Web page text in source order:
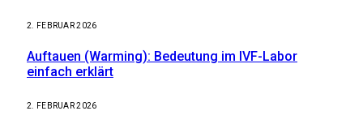
2. FEBRUAR 2026
Auftauen (Warming): Bedeutung im IVF-Labor
einfach erklärt
2. FEBRUAR 2026